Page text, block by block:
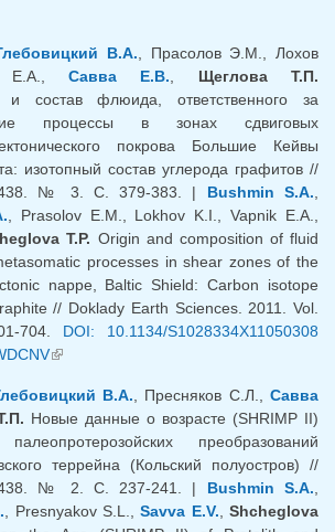
В.А. , Прасолов Э.М., Лохов
Е.А., Савва Е.В.
Щеглова Т.П.
и состав флюида, ответственного за
процессы в зонах сдвиговых
покрова Большие Кейвы
изотопный состав углерода графитов //
№ 3. С. 379-383. | Bushmin S.A.
, Prasolov E.M., Lokhov K.I., Vapnik E.A.,
T.P. Origin and composition of fluid
processes in shear zones of the
nappe, Baltic Shield: Carbon isotope
// Doklady Earth Sciences. 2011. Vol.
704. DOI: 10.1134/S1028334X11050308
(внешняя ссылка)
В.А. , Пресняков С.Л.,Савва
Новые данные о возрасте (SHRIMP II)
преобразований
террейна (Кольский полуостров) //
№ 2. С. 237-241. | Bushmin S.A.
, Presnyakov S.L.,Savva E.V. ,Shcheglova